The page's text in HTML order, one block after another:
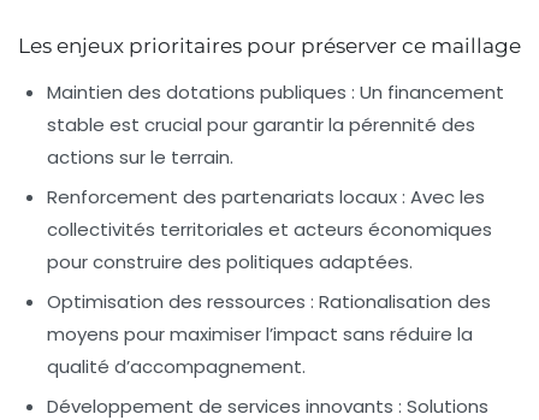
Les enjeux prioritaires pour préserver ce maillage
Maintien des dotations publiques : Un financement
stable est crucial pour garantir la pérennité des
actions sur le terrain.
Renforcement des partenariats locaux : Avec les
collectivités territoriales et acteurs économiques
pour construire des politiques adaptées.
Optimisation des ressources : Rationalisation des
moyens pour maximiser l’impact sans réduire la
qualité d’accompagnement.
Développement de services innovants : Solutions